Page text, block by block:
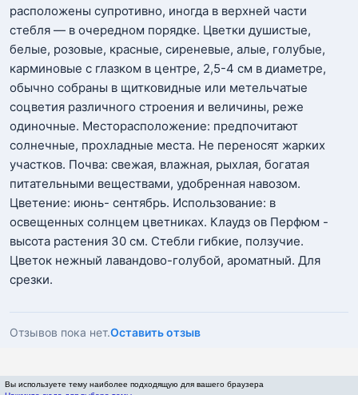
расположены супротивно, иногда в верхней части
стебля — в очередном порядке. Цветки душистые,
белые, розовые, красные, сиреневые, алые, голубые,
карминовые с глазком в центре, 2,5-4 см в диаметре,
обычно собраны в щитковидные или метельчатые
соцветия различного строения и величины, реже
одиночные. Месторасположение: предпочитают
солнечные, прохладные места. Не переносят жарких
участков. Почва: свежая, влажная, рыхлая, богатая
питательными веществами, удобренная навозом.
Цветение: июнь- сентябрь. Использование: в
освещенных солнцем цветниках. Клаудз ов Перфюм -
высота растения 30 см. Стебли гибкие, ползучие.
Цветок нежный лавандово-голубой, ароматный. Для
срезки.
Отзывов пока нет.Оставить отзыв
Вы используете тему наиболее подходящую для вашего браузера